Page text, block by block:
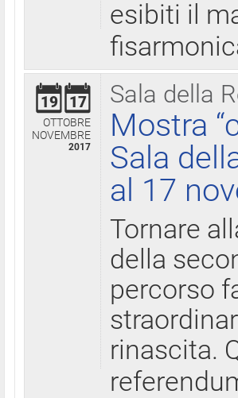
esibiti il
Sala della
19 17
OTTOBRE
NOVEMBRE
2017
Mostra
Sala
al 17
Tornare
della
percorso
rinascita.